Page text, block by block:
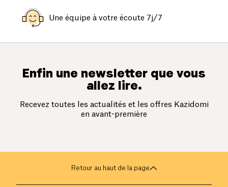
Une équipe à votre écoute 7j/7
Enfin une newsletter que vous
allez lire.
Recevez toutes les actualités et les offres Kazidomi
en avant-première
Retour au haut de la page